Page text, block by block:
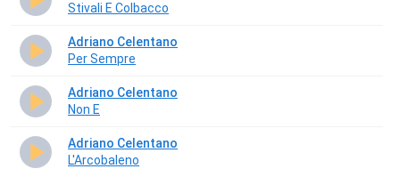
Stivali E Colbacco
Adriano Celentano
Per Sempre
Adriano Celentano
Non E
Adriano Celentano
L'Arcobaleno